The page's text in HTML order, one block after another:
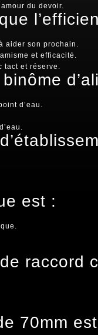
du devoir.
aider son prochain.
et efficacité.
tact et réserve.
d’eau.
est :
raccord
70mm